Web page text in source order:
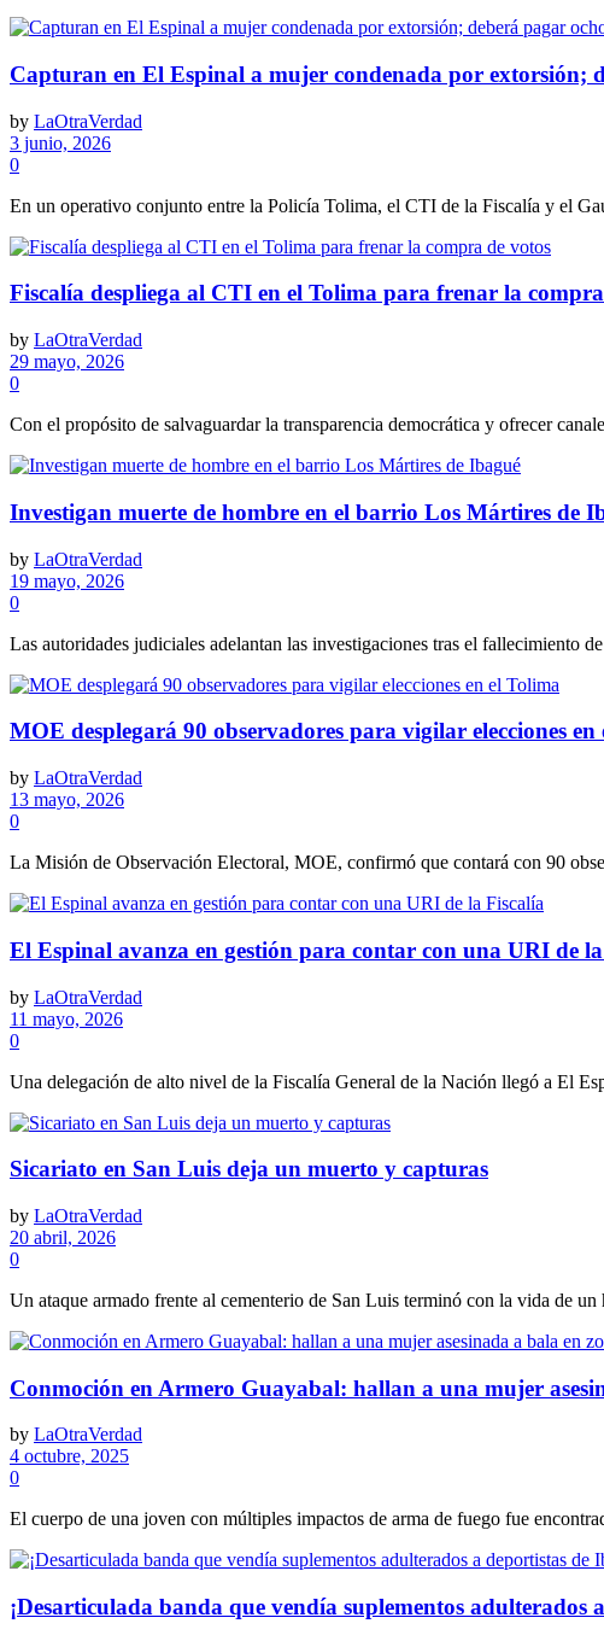
Capturan en El Espinal a mujer condenada por extorsión;
by LaOtraVerdad
3 junio, 2026
0
En un operativo conjunto entre la Policía Tolima, el CTI de la Fiscalía y el
Fiscalía despliega al CTI en el Tolima para frenar la
by LaOtraVerdad
29 mayo, 2026
0
Con el propósito de salvaguardar la transparencia democrática y ofrecer
Investigan muerte de hombre en el barrio Los Mártires de
by LaOtraVerdad
19 mayo, 2026
0
Las autoridades judiciales adelantan las investigaciones tras el fallecimiento
MOE desplegará 90 observadores para vigilar elecciones en
by LaOtraVerdad
13 mayo, 2026
0
La Misión de Observación Electoral, MOE, confirmó que contará con 90
El Espinal avanza en gestión para contar con una URI de
by LaOtraVerdad
11 mayo, 2026
0
Una delegación de alto nivel de la Fiscalía General de la Nación llegó a El
Sicariato en San Luis deja un muerto y capturas
by LaOtraVerdad
20 abril, 2026
0
Un ataque armado frente al cementerio de San Luis terminó con la vida de
Conmoción en Armero Guayabal: hallan a una mujer
by LaOtraVerdad
4 octubre, 2025
0
El cuerpo de una joven con múltiples impactos de arma de fuego fue
¡Desarticulada banda que vendía suplementos adulterados